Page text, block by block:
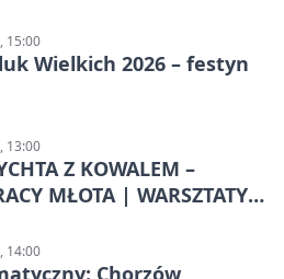
15:00
Wielkich 2026 – festyn
13:00
Z KOWALEM –
MŁOTA | WARSZTATY
14:00